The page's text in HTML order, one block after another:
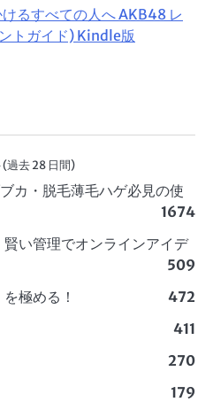
るすべての人へ AKB48 レ
トガイド) Kindle版
過去 28 日間)
カ・脱毛薄毛ハゲ必見の使
1674
い管理でオンラインアイデ
509
極める！
472
411
270
179